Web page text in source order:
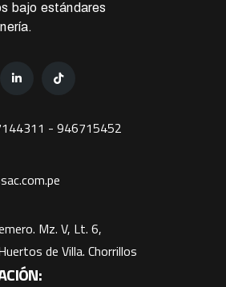
bajo estándares
- 946715452
Mz. V, Lt. 6,
de Villa. Chorrillos